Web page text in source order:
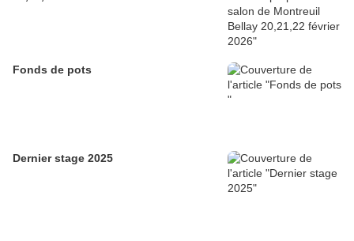
Fonds de pots
Dernier stage 2025